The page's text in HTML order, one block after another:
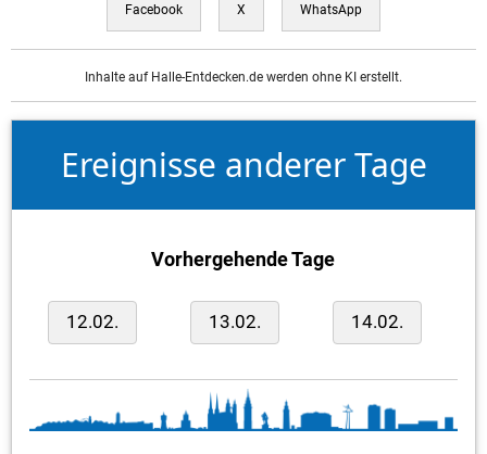
Facebook X WhatsApp
Inhalte auf Halle-Entdecken.de werden ohne KI erstellt.
Ereignisse anderer Tage
Vorhergehende Tage
12.02. 13.02. 14.02.